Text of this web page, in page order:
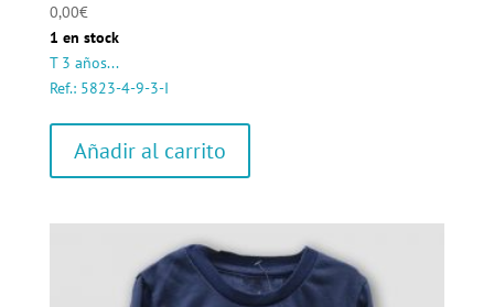
0,00€
1 en stock
T 3 años...
Ref.: 5823-4-9-3-I
Añadir al carrito